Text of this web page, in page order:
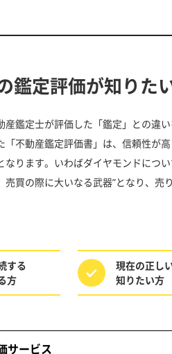
鑑定評価が知りた
鑑定士が評価した「鑑定」との違
不動産鑑定評価書」は、信頼性が
ります。いわばダイヤモンドにつ
買の際に大いなる武器”となり、売
する
方
現在の正し
知りたい方
サービス